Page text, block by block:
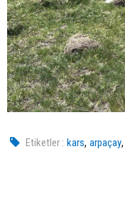
Etiketler : kars,arpaçay